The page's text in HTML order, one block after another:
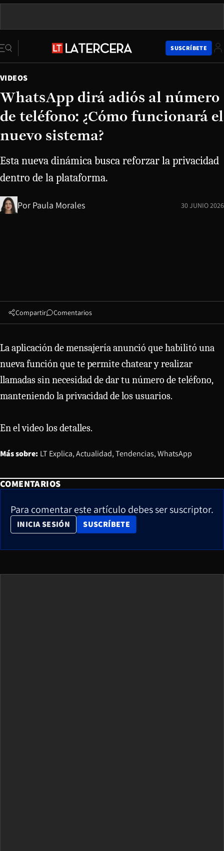
SUSCRÍBETE
VIDEOS
WhatsApp dirá adiós al número
de teléfono: ¿Cómo funcionará el
nuevo sistema?
Esta nueva dinámica busca reforzar la privacidad
dentro de la plataforma.
Por Paula Morales 30 JUNIO 2026
Compartir Comentarios
La aplicación de mensajería anunció que habilitó una
nueva función que te permite chatear y realizar
llamadas sin necesidad de dar tu número de teléfono,
manteniendo la privacidad de los usuarios.
En el video los detalles.
Más sobre: LT Explica Actualidad Tendencias WhatsApp
COMENTARIOS
Para comentar este artículo debes ser suscriptor.
INICIA SESIÓN SUSCRÍBETE
OPENS IN NEW WINDOW